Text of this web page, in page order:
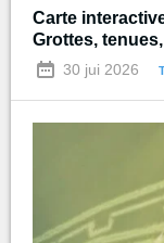
Carte
Grottes,
30 jui 2026